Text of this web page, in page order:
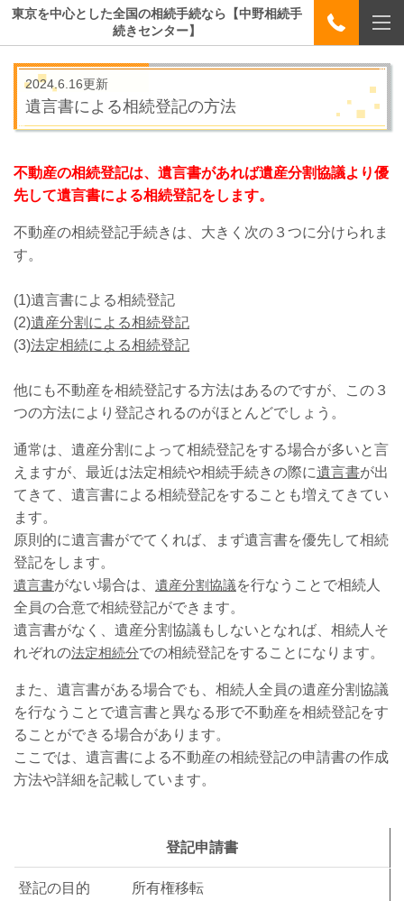
東京を中心とした全国の相続手続なら【中野相続手
続きセンター】
2024.6.16更新
遺言書による相続登記の方法
不動産の相続登記は、遺言書があれば遺産分割協議より優
先して遺言書による相続登記をします。
不動産の相続登記手続きは、大きく次の３つに分けられま
す。
(1)遺言書による相続登記
(2)遺産分割による相続登記
(3)法定相続による相続登記
他にも不動産を相続登記する方法はあるのですが、この３
つの方法により登記されるのがほとんどでしょう。
通常は、遺産分割によって相続登記をする場合が多いと言
えますが、最近は法定相続や相続手続きの際に遺言書が出
てきて、遺言書による相続登記をすることも増えてきてい
ます。
原則的に遺言書がでてくれば、まず遺言書を優先して相続
登記をします。
遺言書がない場合は、 遺産分割協議を行なうことで相続人
全員の合意で相続登記ができます。
遺言書がなく、遺産分割協議もしないとなれば、相続人そ
れぞれの法定相続分での相続登記をすることになります。
また、遺言書がある場合でも、相続人全員の遺産分割協議
を行なうことで遺言書と異なる形で不動産を相続登記をす
ることができる場合があります。
ここでは、遺言書による不動産の相続登記の申請書の作成
方法や詳細を記載しています。
登記申請書
登記の目的 所有権移転